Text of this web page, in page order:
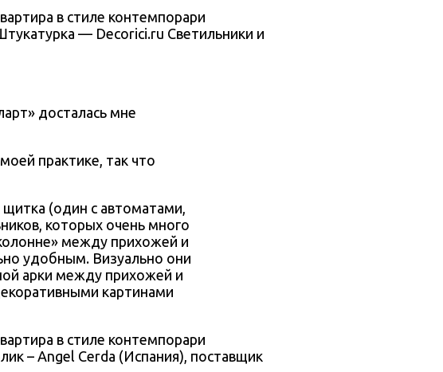
— Decorici.ru Светильники и
досталась мне
практике, так что
(один с автоматами,
которых очень много
между прихожей и
удобным. Визуально они
арки между прихожей и
картинами
– Angel Cerda (Испания), поставщик